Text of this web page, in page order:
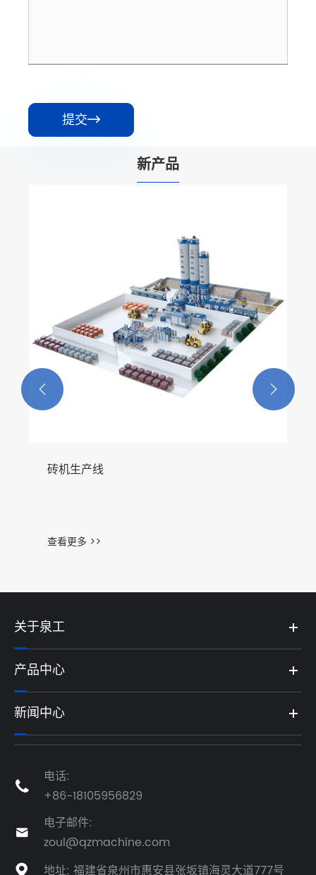
提交
新产品
砖机生产线
查看更多 >>
 
关于泉工
产品中心
新闻中心

电话:
+86-18105956829

电子邮件:
zoul@qzmachine.com
 地址: 福建省泉州市惠安县张坂镇海灵大道777号